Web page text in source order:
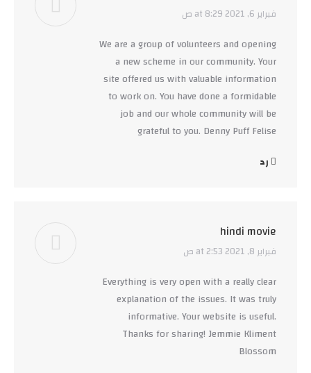
says:
فبراير 6, 2021 at 8:29 ص
We are a group of volunteers and opening
a new scheme in our community. Your
site offered us with valuable information
to work on. You have done a formidable
job and our whole community will be
grateful to you. Denny Puff Felise
رد
hindi movie
says:
فبراير 8, 2021 at 2:53 ص
Everything is very open with a really clear
explanation of the issues. It was truly
informative. Your website is useful.
Thanks for sharing! Jemmie Kliment
Blossom